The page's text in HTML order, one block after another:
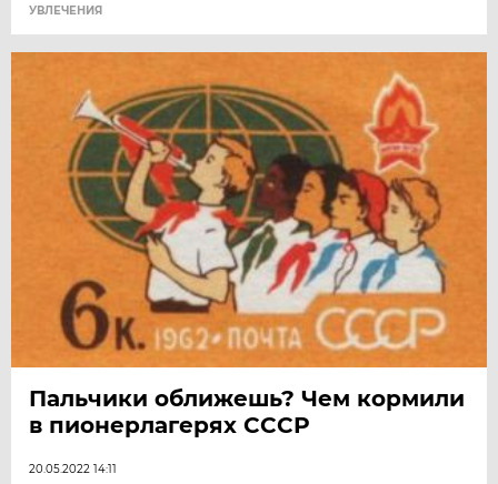
УВЛЕЧЕНИЯ
Пальчики оближешь? Чем кормили
в пионерлагерях СССР
20.05.2022 14:11